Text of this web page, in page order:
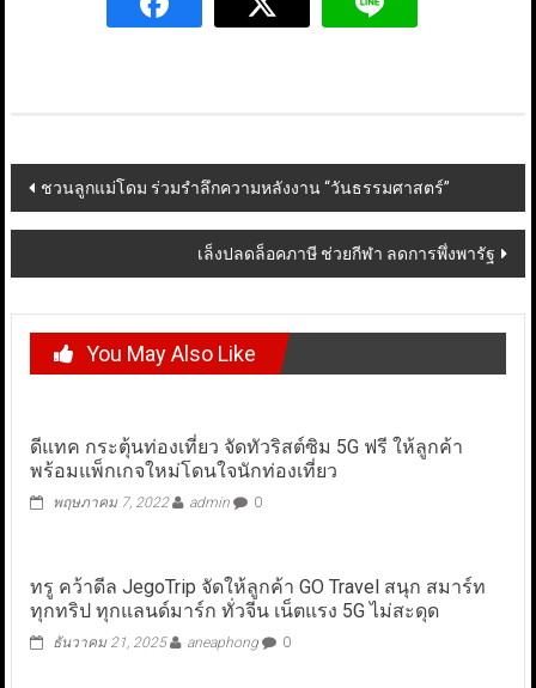
Post
navigation
ชวนลูกแม่โดม ร่วมรำลึกความหลังงาน “วันธรรมศาสตร์”
เล็งปลดล็อคภาษี ช่วยกีฬา ลดการพึ่งพารัฐ
You May Also Like
ดีแทค กระตุ้นท่องเที่ยว จัดทัวริสต์ซิม 5G ฟรี ให้ลูกค้า
พร้อมแพ็กเกจใหม่โดนใจนักท่องเที่ยว
พฤษภาคม 7, 2022 admin 0
ทรู คว้าดีล JegoTrip จัดให้ลูกค้า GO Travel สนุก สมาร์ท
ทุกทริป ทุกแลนด์มาร์ก ทั่วจีน เน็ตแรง 5G ไม่สะดุด
ธันวาคม 21, 2025 aneaphong 0